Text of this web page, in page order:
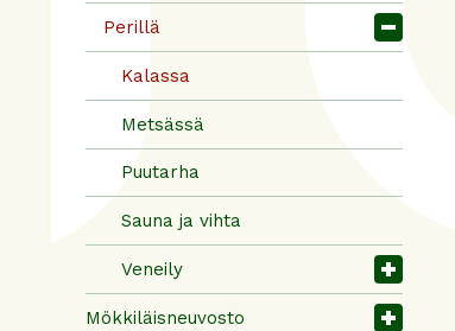
Perillä
Kalassa
Metsässä
Puutarha
Sauna ja vihta
Veneily
Mökkiläisneuvosto